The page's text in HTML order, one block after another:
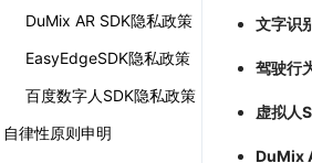
DuMix AR SDK隐私政策
EasyEdgeSDK隐私政策
百度数字人SDK隐私政策
自律性原则申明
文字识
驾驶行
虚拟人
DuMix